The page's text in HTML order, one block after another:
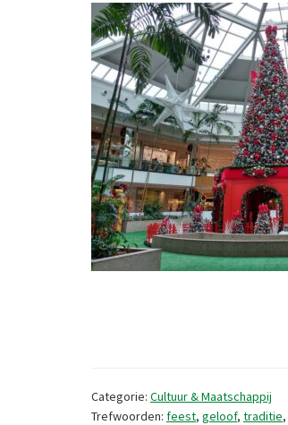
Categorie: Cultuur & Maatschappij
Trefwoorden: feest, geloof, traditie,